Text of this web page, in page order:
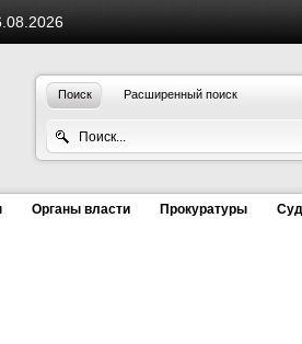
Поиск Расширенный поиск
Органы власти Прокуратуры